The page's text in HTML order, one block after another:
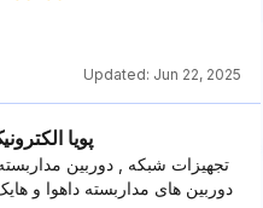
Updated: Jun 22, 2025
پویا
تجهیزات شبکه , دوربین
دوربین های مداربسته داهوا و